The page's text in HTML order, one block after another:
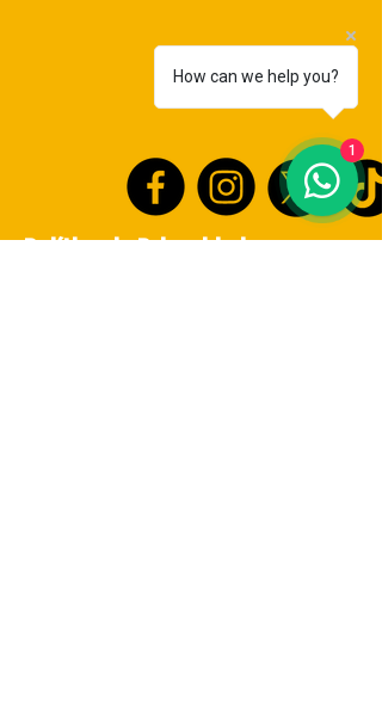
Política de Privacidade
How can we help you?
1